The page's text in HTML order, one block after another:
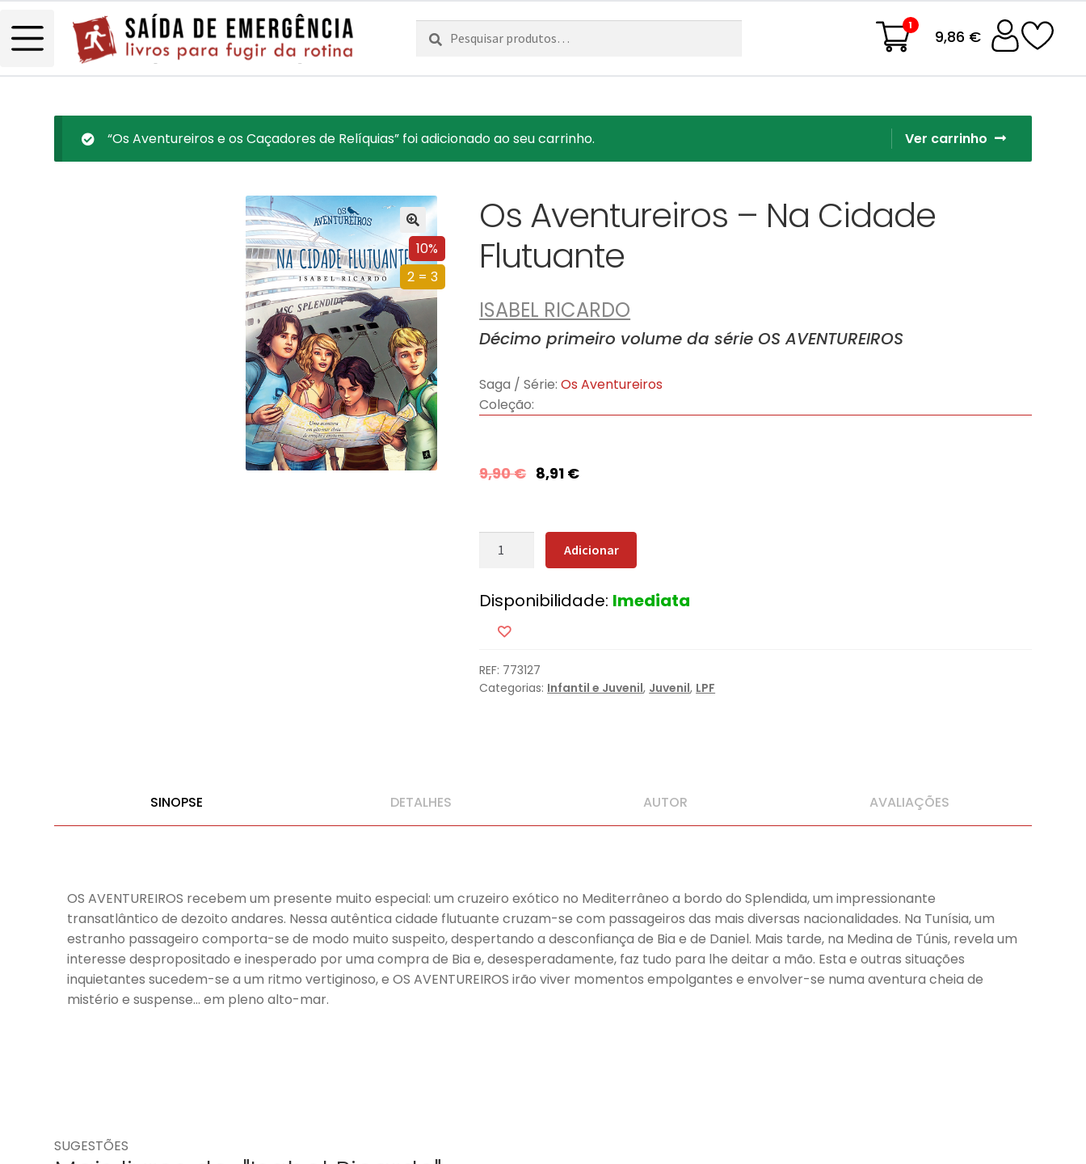
Pesquisar
por:
Pesquisa 1
9,86 €
Ver carrinho
“Os Aventureiros e os Caçadores de Relíquias” foi adicionado ao seu carrinho.
10%
2 = 3
Os Aventureiros – Na Cidade
Flutuante
ISABEL RICARDO
Décimo primeiro volume da série OS AVENTUREIROS
Saga / Série: Os Aventureiros
Coleção:
9,90€ 8,91 €
Quantidade
Aventureiros
Cidade
Flutuante
Adicionar
Disponibilidade: Imediata
REF: 773127
Categorias: Infantil e Juvenil, Juvenil, LPF
SINOPSE DETALHES AUTOR AVALIAÇÕES
OS AVENTUREIROS recebem um presente muito especial: um cruzeiro exótico no Mediterrâneo a bordo do Splendida, um impressionante
transatlântico de dezoito andares. Nessa autêntica cidade flutuante cruzam-se com passageiros das mais diversas nacionalidades. Na Tunísia, um
estranho passageiro comporta-se de modo muito suspeito, despertando a desconfiança de Bia e de Daniel. Mais tarde, na Medina de Túnis, revela um
interesse despropositado e inesperado por uma compra de Bia e, desesperadamente, faz tudo para lhe deitar a mão. Esta e outras situações
inquietantes sucedem-se a um ritmo vertiginoso, e OS AVENTUREIROS irão viver momentos empolgantes e envolver-se numa aventura cheia de
mistério e suspense… em pleno alto-mar.
SUGESTÕES